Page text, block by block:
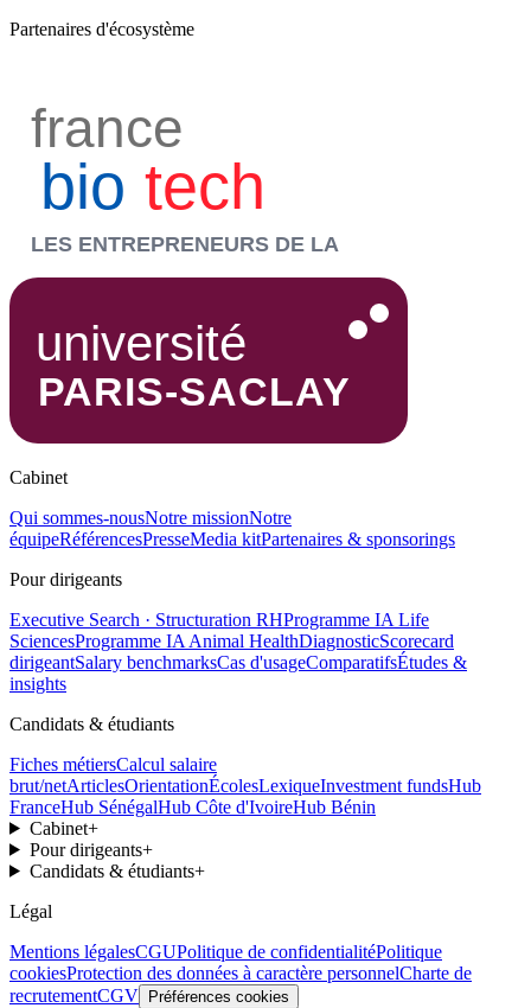
Partenaires d'écosystème
Cabinet
Qui sommes-nousNotre missionNotre
équipeRéférencesPresseMedia kitPartenaires & sponsorings
Pour dirigeants
Executive Search · Structuration RHProgramme IA Life
SciencesProgramme IA Animal HealthDiagnosticScorecard
dirigeantSalary benchmarksCas d'usageComparatifsÉtudes &
insights
Candidats & étudiants
Fiches métiersCalcul salaire
brut/netArticlesOrientationÉcolesLexiqueInvestment fundsHub
FranceHub SénégalHub Côte d'IvoireHub Bénin
Cabinet+
Pour dirigeants+
Candidats & étudiants+
Légal
Mentions légalesCGUPolitique de confidentialitéPolitique
cookiesProtection des données à caractère personnelCharte de
recrutementCGV Préférences cookies